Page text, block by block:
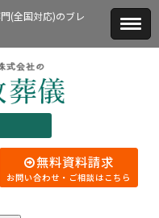
(全国対応)のブレ
無料資料請求
お問い合わせ・ご相談はこちら